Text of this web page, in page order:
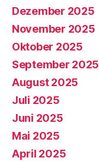
Dezember 2025
November 2025
Oktober 2025
September 2025
August 2025
Juli 2025
Juni 2025
Mai 2025
April 2025